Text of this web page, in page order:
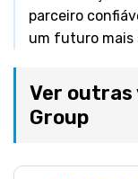
parceiro
um futuro mais
Ver outras
Group